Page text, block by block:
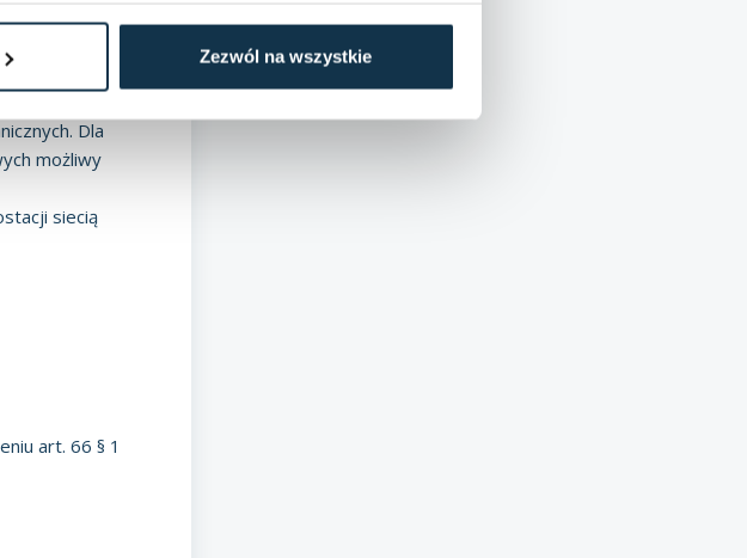
Zezwól na wszystkie
ujęć wody i
Dla
możliwy
siecią
art. 66 § 1